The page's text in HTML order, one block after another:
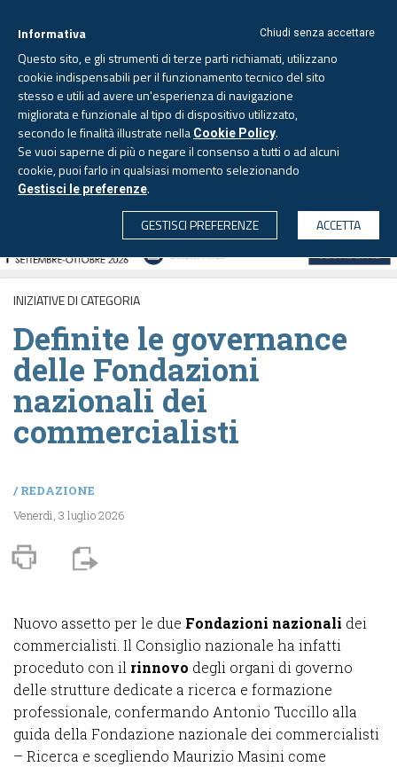
CERCA
Venerdì, 7 agosto 2026 - Aggiornato alle 6.00
INIZIATIVE DI CATEGORIA
Definite le governance
delle Fondazioni
nazionali dei
commercialisti
/REDAZIONE
Venerdì, 3 luglio 2026
Nuovo assetto per le due Fondazioni nazionali dei
commercialisti. Il Consiglio nazionale ha infatti
proceduto con il rinnovo degli organi di governo
delle strutture dedicate a ricerca e formazione
professionale, confermando Antonio Tuccillo alla
guida della Fondazione nazionale dei commercialisti
– Ricerca e scegliendo Maurizio Masini come
Chiudi senza accettare
Informativa
Questo sito, e gli strumenti di terze parti richiamati, utilizzano
cookie indispensabili per il funzionamento tecnico del sito
stesso e utili ad avere un'esperienza di navigazione
migliorata e funzionale al tipo di dispositivo utilizzato,
secondo le finalità illustrate nella Cookie Policy.
Se vuoi saperne di più o negare il consenso a tutti o ad alcuni
cookie, puoi farlo in qualsiasi momento selezionando
Gestisci le preferenze.
GESTISCI PREFERENZE
ACCETTA